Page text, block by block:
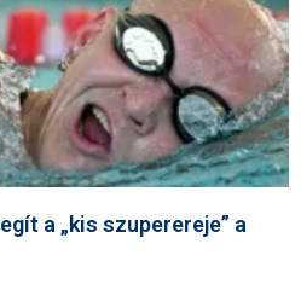
a „kis szuperereje” a